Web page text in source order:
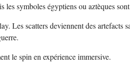
symboles égyptiens ou aztèques sont
Les scatters deviennent des artefacts
le spin en expérience immersive.